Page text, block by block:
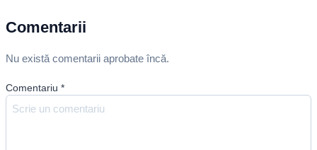
Comentarii
Nu există comentarii aprobate încă.
Comentariu *